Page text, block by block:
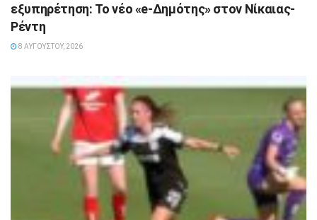
εξυπηρέτηση: Το νέο «e-Δημότης» στον Νίκαιας-
Ρέντη
8 ΑΥΓΟΎΣΤΟΥ, 2026